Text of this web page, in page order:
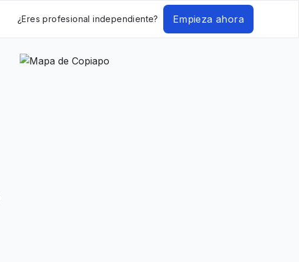
¿Eres profesional independiente? Empieza ahora